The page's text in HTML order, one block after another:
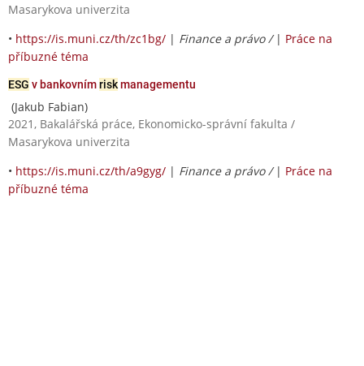
Masarykova univerzita
• https://is.muni.cz/th/zc1bg/ | Finance a právo / | Práce na
příbuzné téma
ESG v bankovnímriskmanagementu
(Jakub Fabian)
2021, Bakalářská práce, Ekonomicko-správní fakulta /
Masarykova univerzita
• https://is.muni.cz/th/a9gyg/ | Finance a právo / | Práce na
příbuzné téma